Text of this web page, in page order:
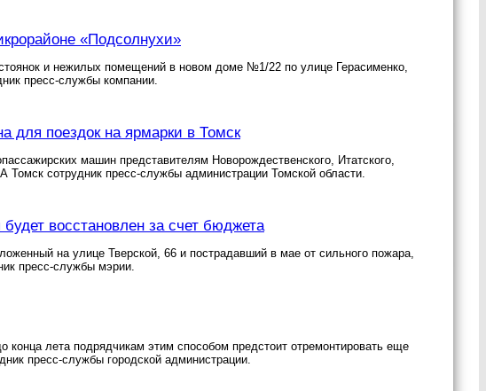
«Подсолнухи»
и нежилых помещений в новом доме №1/22 по улице Герасименко,
пресс-службы компании.
для поездок на ярмарки в Томск
машин представителям Новорождественского, Итатского,
сотрудник пресс-службы администрации Томской области.
восстановлен за счет бюджета
на улице Тверской, 66 и пострадавший в мае от сильного пожара,
пресс-службы мэрии.
лета подрядчикам этим способом предстоит отремонтировать еще
пресс-службы городской администрации.